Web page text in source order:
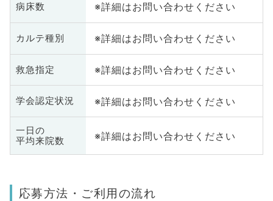
病床数 ※詳細はお問い合わせください
カルテ種別 ※詳細はお問い合わせください
救急指定 ※詳細はお問い合わせください
学会認定状況 ※詳細はお問い合わせください
一日の
平均来院数
※詳細はお問い合わせください
応募方法・ご利用の流れ